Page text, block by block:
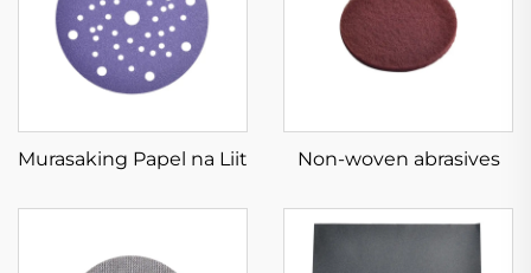
Murasaking Papel na Liit Non-woven abrasives